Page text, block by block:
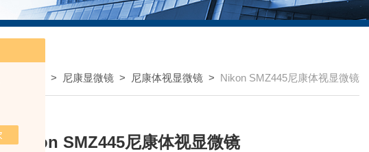
> 尼康显微镜 > 尼康体视显微镜 > Nikon SMZ445尼康体视显微镜
Nikon SMZ445尼康体视显微镜